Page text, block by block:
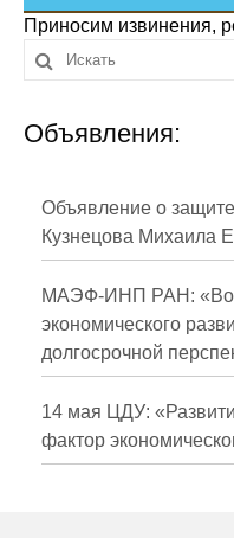
Сотрудники
Отчетность
Публикации
Научная жизнь
Издания
Проблемы
О журнале
Приносим извинения,
Объявления:
Объявление о
Кузнецова Михаила
МАЭФ-ИНП РАН:
экономического
долгосрочной
14 мая ЦДУ:
фактор